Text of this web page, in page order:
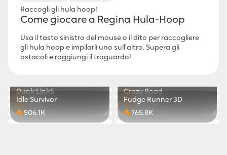
Raccogli gli hula hoop!
Come giocare a Regina Hula-Hoop
Usa il tasto sinistro del mouse o il dito per raccogliere
gli hula hoop e impilarli uno sull'altro. Supera gli
ostacoli e raggiungi il traguardo!
823.1K
630.9K
773.4K
811.8K
Dunk Link5
Crazy Road
505.5K
Idle Survivor
506.1K
Fudge Runner 3D
765.8K